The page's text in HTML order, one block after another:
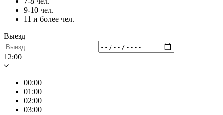
9-10 чел.
11 и более чел.
Выезд
12:00
00:00
01:00
02:00
03:00